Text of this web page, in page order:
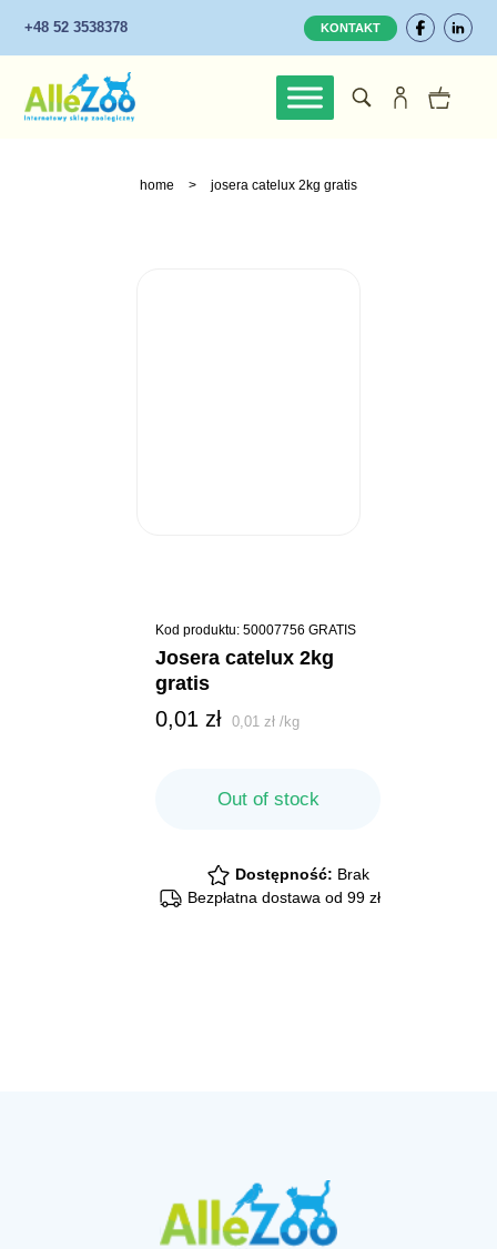
+48 52 3538378 KONTAKT
home > josera catelux 2kg gratis
Kod produktu: 50007756 GRATIS
josera catelux 2kg
gratis
0,01 zł 0,01zł /kg
Out of stock
Dostępność: Brak
Bezpłatna dostawa od 99 zł